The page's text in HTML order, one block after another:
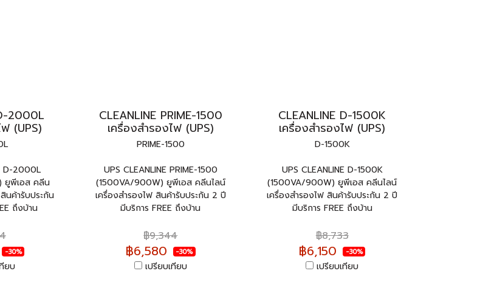
2000L
(UPS)
D-2000L
ยูพีเอส คลีน
นค้ารับประกัน
ถึงบ้าน
-30%
ยบ
CLEANLINE PRIME-1500
เครื่องสำรองไฟ (UPS)
PRIME-1500
UPS CLEANLINE PRIME-1500
(1500VA/900W) ยูพีเอส คลีนไลน์
เครื่องสำรองไฟ สินค้ารับประกัน 2 ปี
มีบริการ FREE ถึงบ้าน
฿9,344
฿6,580 -30%
เปรียบเทียบ
CLEANLINE D-1500K
เครื่องสำรองไฟ (UPS)
D-1500K
UPS CLEANLINE D-1500K
(1500VA/900W) ยูพีเอส คลีนไลน์
เครื่องสำรองไฟ สินค้ารับประกัน 2 ปี
มีบริการ FREE ถึงบ้าน
฿8,733
฿6,150 -30%
เปรียบเทียบ